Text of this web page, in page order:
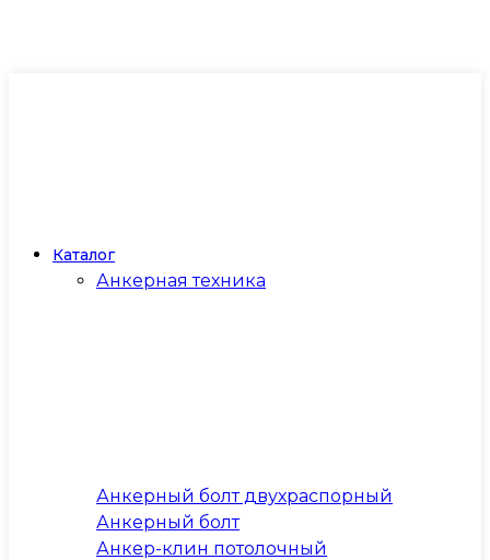
Каталог
Анкерная техника
Анкерный болт двухраспорный
Анкерный болт
Анкер-клин потолочный